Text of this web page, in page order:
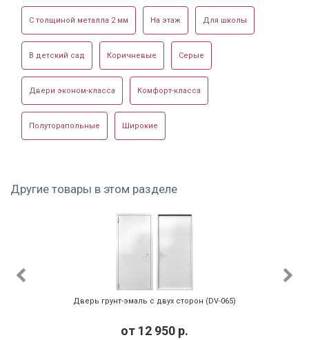
замком
Внешняя сторона
Внутренняя сторона
С толщиной металла 2 мм На этаж Для школы
В детский сад Коричневые Серые
Двери эконом-класса Комфорт-класса
Полуторапольные Широкие
Другие товары в этом разделе
Дверь грунт-эмаль с двух сторон (DV-065)
от 12 950 р.